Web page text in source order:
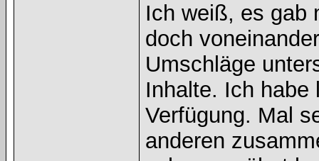
Ich weiß, es gab
doch
Umschläge
Inhalte. Ich habe
Verfügung. Mal
anderen